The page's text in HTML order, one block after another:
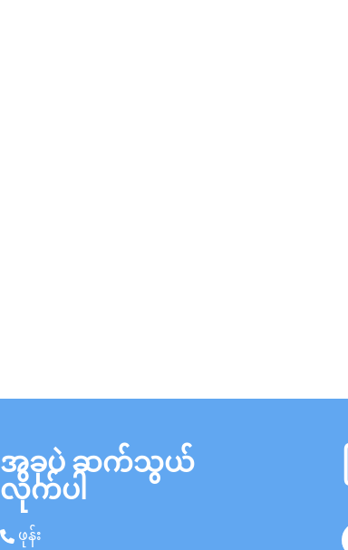
အခုပဲ ဆက်သွယ်
လိုက်ပါ
ဖုန်း